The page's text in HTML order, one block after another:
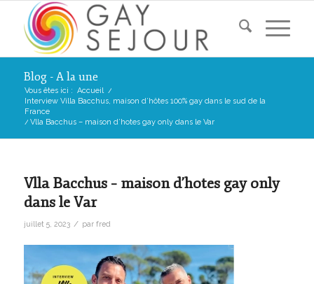
Blog - A la une
Vous êtes ici : Accueil /
Interview Villa Bacchus, maison d’hôtes 100% gay dans le sud de la
France
/ Vlla Bacchus – maison d’hotes gay only dans le Var
Vlla Bacchus – maison d’hotes gay only
dans le Var
juillet 5, 2023 / par fred